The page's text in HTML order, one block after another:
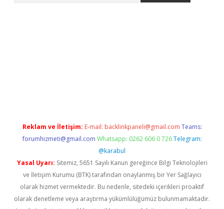
Reklam ve İletişim: E-mail: backlinkpaneli@gmail.com Teams:
forumhizmeti@gmail.com Whatsapp: 0262 606 0 726 Telegram:
@karabul
Yasal Uyarı: Sitemiz, 5651 Sayılı Kanun gereğince Bilgi Teknolojileri
ve İletişim Kurumu (BTK) tarafından onaylanmış bir Yer Sağlayıcı
olarak hizmet vermektedir. Bu nedenle, sitedeki içerikleri proaktif
olarak denetleme veya araştırma yükümlülüğümüz bulunmamaktadır.